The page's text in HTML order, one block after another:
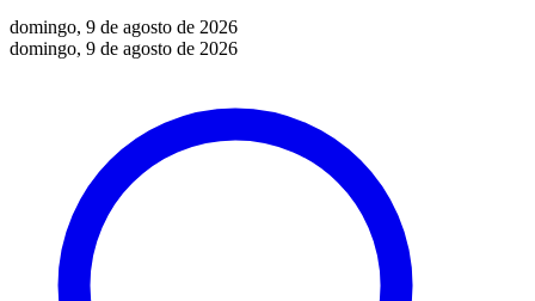
domingo, 9 de agosto de 2026
domingo, 9 de agosto de 2026